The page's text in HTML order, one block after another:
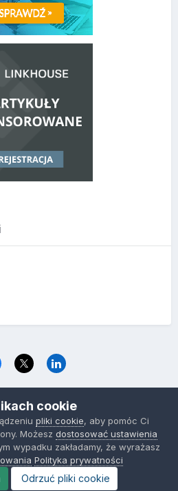
Invision Community
cookie
pliki cookie, aby pomóc Ci
Możeszdostosować ustawienia
wypadku zakładamy, że wyrażasz
Polityka prywatności
Odrzuć pliki cookie